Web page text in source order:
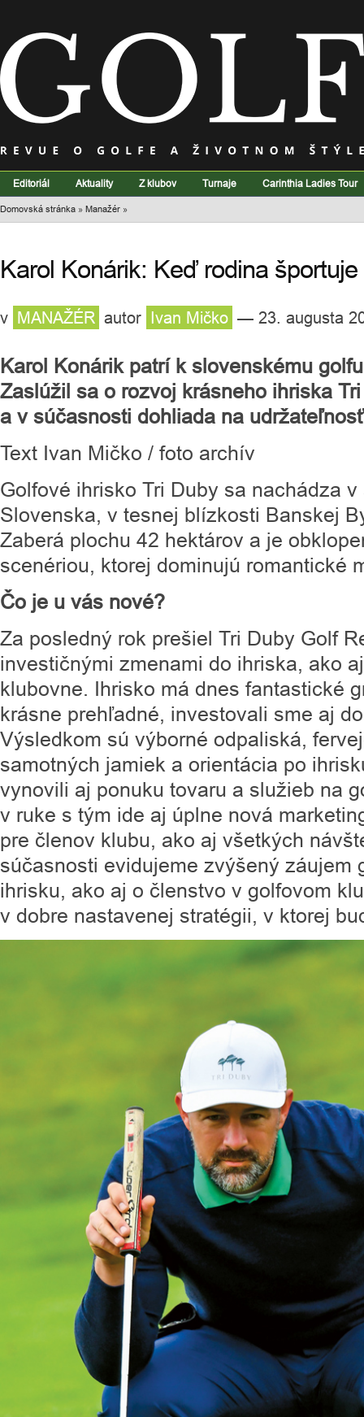
Editoriál Aktuality Z klubov Turnaje Carinthia Ladies Tour
Domovská stránka » Manažér »
Karol Konárik: Keď rodina športuje
v MANAŽÉR autor Ivan Mičko — 23. augusta
Karol Konárik patrí k slovenskému
Zaslúžil sa o rozvoj krásneho ihriska
a v súčasnosti dohliada na
Text Ivan Mičko / foto archív
Golfové ihrisko Tri Duby sa nachádza
Slovenska, v tesnej blízkosti Banskej
Zaberá plochu 42 hektárov a je
scenériou, ktorej dominujú romantické
Čo je u vás nové?
Za posledný rok prešiel Tri Duby Golf
investičnými zmenami do ihriska, ako
klubovne. Ihrisko má dnes fantastické
krásne prehľadné, investovali sme aj
Výsledkom sú výborné odpaliská,
samotných jamiek a orientácia po
vynovili aj ponuku tovaru a služieb na
v ruke s tým ide aj úplne nová
pre členov klubu, ako aj všetkých
súčasnosti evidujeme zvýšený záujem
ihrisku, ako aj o členstvo v golfovom
v dobre nastavenej stratégii, v ktorej